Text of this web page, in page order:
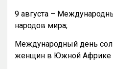
9 августа –
народов мира;
Международный день
женщин в Южной Африке